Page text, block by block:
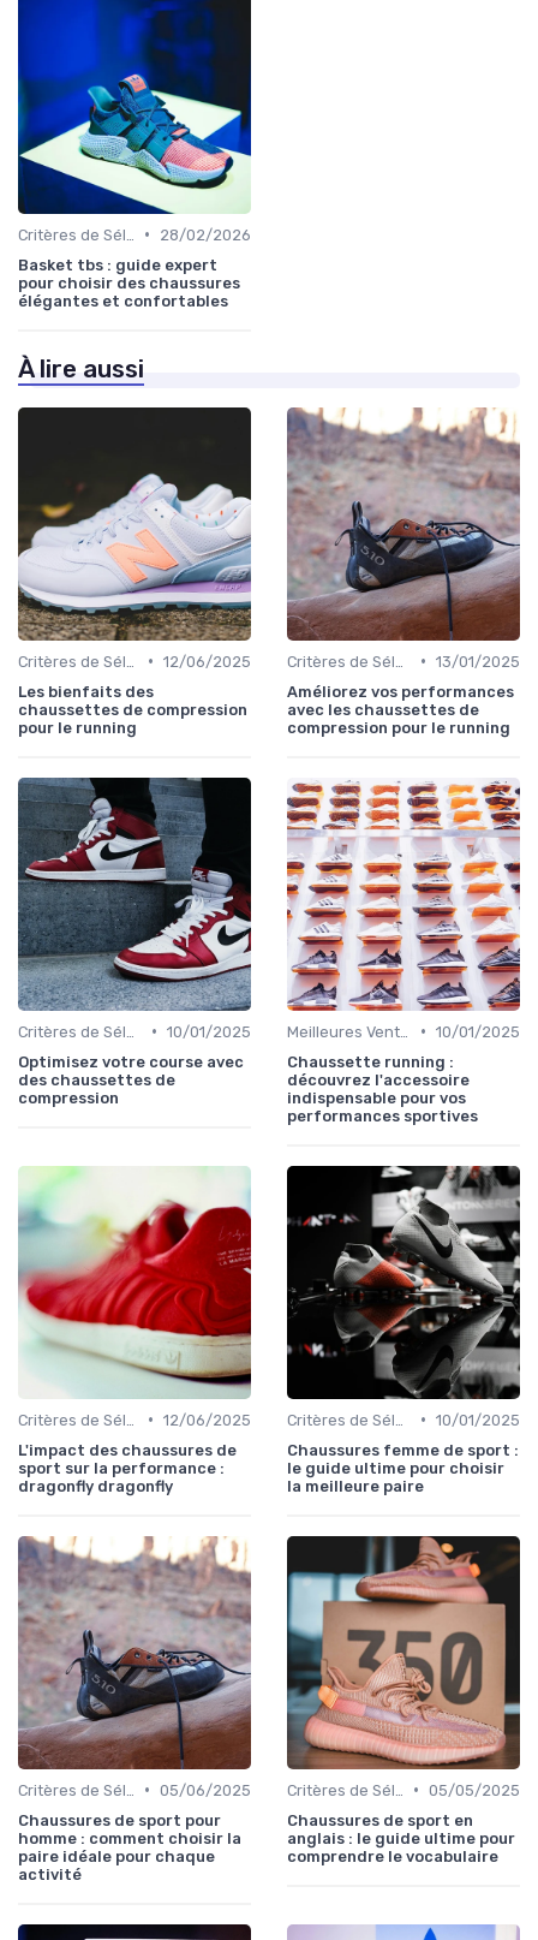
•
28/02/2026
Basket tbs : guide expert
pour choisir des chaussures
élégantes et confortables
À lire aussi
• 12/06/2025
Les bienfaits des
chaussettes de compression
pour le running
• 13/01/2025
Améliorez vos performances
avec les chaussettes de
compression pour le running
• 10/01/2025
Optimisez votre course avec
des chaussettes de
compression
• 10/01/2025
Chaussette running :
découvrez l'accessoire
indispensable pour vos
performances sportives
• 12/06/2025
L'impact des chaussures de
sport sur la performance :
dragonfly dragonfly
• 10/01/2025
Chaussures femme de sport :
le guide ultime pour choisir
la meilleure paire
• 05/06/2025
Chaussures de sport pour
homme : comment choisir la
paire idéale pour chaque
activité
• 05/05/2025
Chaussures de sport en
anglais : le guide ultime pour
comprendre le vocabulaire